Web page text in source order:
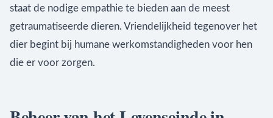
staat de nodige empathie te bieden aan de meest
getraumatiseerde dieren. Vriendelijkheid tegenover het
dier begint bij humane werkomstandigheden voor hen
die er voor zorgen.